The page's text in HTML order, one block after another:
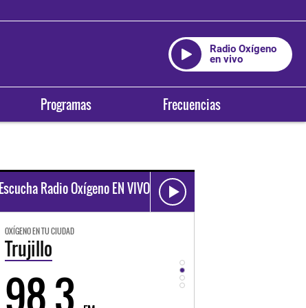
Radio Oxígeno
en vivo
Programas Frecuencias
Escucha Radio Oxígeno EN VIVO
OXÍGENO EN TU CIUDAD
Trujillo
98.3 94.3